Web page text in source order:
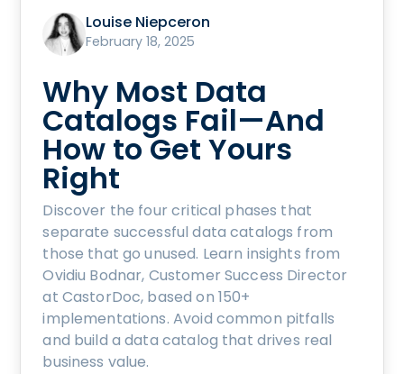
Louise Niepceron
February 18, 2025
Why Most Data
Catalogs Fail—And
How to Get Yours
Right
Discover the four critical phases that
separate successful data catalogs from
those that go unused. Learn insights from
Ovidiu Bodnar, Customer Success Director
at CastorDoc, based on 150+
implementations. Avoid common pitfalls
and build a data catalog that drives real
business value.